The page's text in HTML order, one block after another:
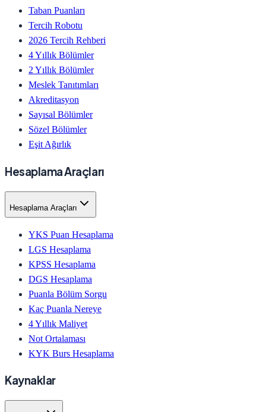
Taban Puanları
Tercih Robotu
2026 Tercih Rehberi
4 Yıllık Bölümler
2 Yıllık Bölümler
Meslek Tanıtımları
Akreditasyon
Sayısal Bölümler
Sözel Bölümler
Eşit Ağırlık
Hesaplama Araçları
Hesaplama Araçları
YKS Puan Hesaplama
LGS Hesaplama
KPSS Hesaplama
DGS Hesaplama
Puanla Bölüm Sorgu
Kaç Puanla Nereye
4 Yıllık Maliyet
Not Ortalaması
KYK Burs Hesaplama
Kaynaklar